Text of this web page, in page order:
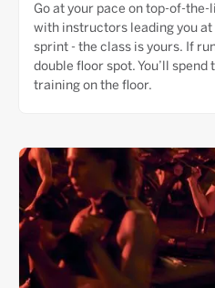
Go at your pace on top-of-
with instructors leading you at
sprint - the class is yours. If
double floor spot. You’ll
training on the floor.